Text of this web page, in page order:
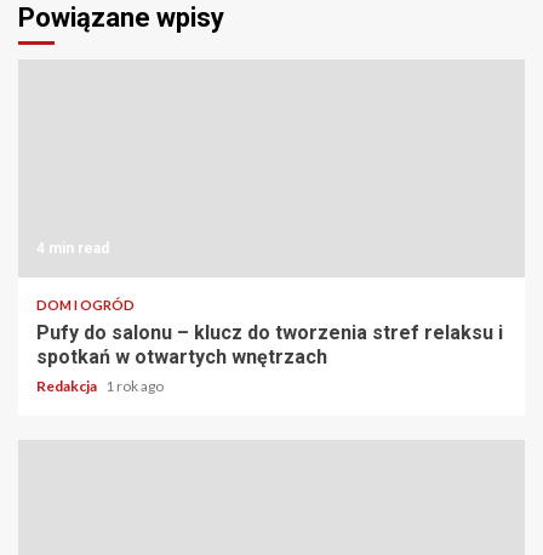
Powiązane wpisy
4 min read
DOM I OGRÓD
Pufy do salonu – klucz do tworzenia stref relaksu i
spotkań w otwartych wnętrzach
Redakcja 1 rok ago